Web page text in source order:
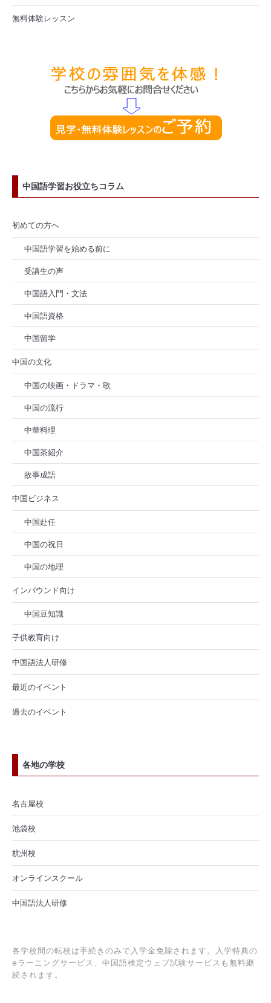
無料体験レッスン
中国語学習お役立ちコラム
初めての方へ
中国語学習を始める前に
受講生の声
中国語入門・文法
中国語資格
中国留学
中国の文化
中国の映画・ドラマ・歌
中国の流行
中華料理
中国茶紹介
故事成語
中国ビジネス
中国赴任
中国の祝日
中国の地理
インバウンド向け
中国豆知識
子供教育向け
中国語法人研修
最近のイベント
過去のイベント
各地の学校
名古屋校
池袋校
杭州校
オンラインスクール
中国語法人研修
各学校間の転校は手続きのみで入学金免除されます。入学特典の
eラーニングサービス、中国語検定ウェブ試験サービスも無料継
続されます。